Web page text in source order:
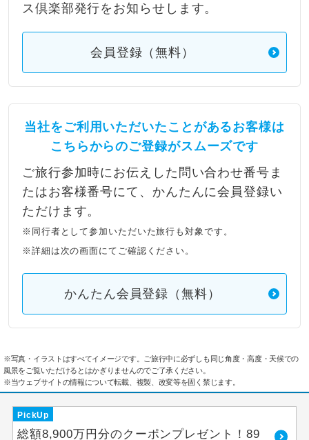
ス倶楽部発行をお知らせします。
会員登録（無料）
当社をご利用いただいたことがあるお客様は
こちらからのご登録がスムーズです
ご旅行参加時にお伝えした問い合わせ番号ま
たはお客様番号にて、かんたんに会員登録い
ただけます。
※同行者として参加いただいた旅行も対象です。
※詳細は次の画面にてご確認ください。
かんたん会員登録（無料）
※写真・イラストはすべてイメージです。ご旅行中に必ずしも同じ角度・高度・天候での
風景をご覧いただけるとはかぎりませんのでご了承ください。
※当ウェブサイトの情報について転載、複製、改変等を固く禁じます。
PickUp
総額8,900万円分のクーポンプレゼント！89